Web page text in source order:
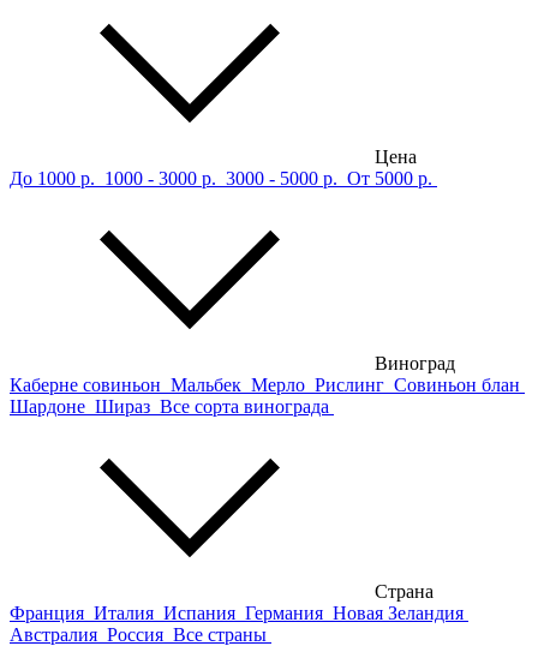
Цена
До 1000 р. 1000 - 3000 р. 3000 - 5000 р. От 5000 р.
Виноград
Каберне совиньон Мальбек Мерло Рислинг Совиньон блан
Шардоне Шираз Все сорта винограда
Страна
Франция Италия Испания Германия Новая Зеландия
Австралия Россия Все страны